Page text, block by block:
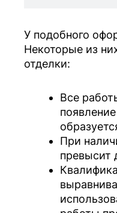
У подобного
Некоторые из
отделки:
Все
При
превысит